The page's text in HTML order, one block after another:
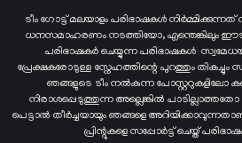
ടീം ഗോട്ട് മലയാളം പരിഭാഷകൾ
ധനസമാഹരണം നടത്തിയോ, എന്തെങ്കിലും
പരിഭാഷകർ ചെയ്യുന്ന പരിഭാഷകള്‍
പ്രേക്ഷകരോടുള്ള സ്നേഹത്തിന്റെ പുറത്തും തികച്ചും
ഞങ്ങളുടെ ടീം നൽകുന്ന പോസ്റ്ററുകളിലോ
നിരാശപ്പെടുത്തുന്ന അല്ലെങ്കിൽ
പെട്ടാൽ തീർച്ചയായും ഞങ്ങളെ
പ്രിന്റുകളെ സപ്പോർട്ട് ചെയ്ത്